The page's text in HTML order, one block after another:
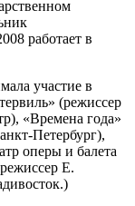
работает в
участие в
(режиссер
«Времена года»
Петербург),
оперы и балета
Е.